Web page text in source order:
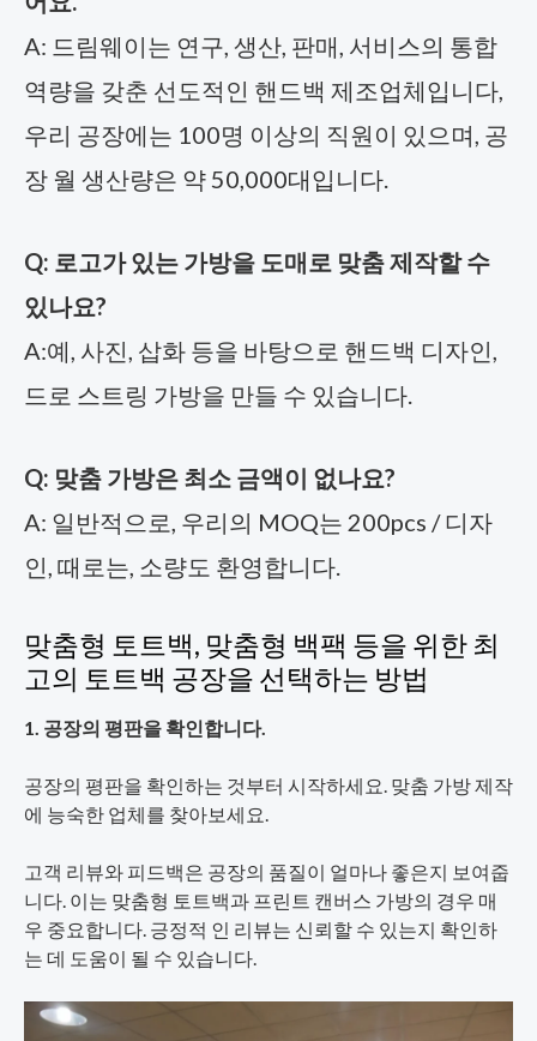
A: 드림웨이는 연구, 생산, 판매, 서비스의 통합
역량을 갖춘 선도적인 핸드백 제조업체입니다,
우리 공장에는 100명 이상의 직원이 있으며, 공
장 월 생산량은 약 50,000대입니다.
Q: 로고가 있는 가방을 도매로 맞춤 제작할 수
있나요?
A:예, 사진, 삽화 등을 바탕으로 핸드백 디자인,
드로 스트링 가방을 만들 수 있습니다.
Q: 맞춤 가방은 최소 금액이 없나요?
A: 일반적으로, 우리의 MOQ는 200pcs / 디자
인, 때로는, 소량도 환영합니다.
맞춤형 토트백, 맞춤형 백팩 등을 위한 최
고의 토트백 공장을 선택하는 방법
1. 공장의 평판을 확인합니다.
공장의 평판을 확인하는 것부터 시작하세요. 맞춤 가방 제작
에 능숙한 업체를 찾아보세요.
고객 리뷰와 피드백은 공장의 품질이 얼마나 좋은지 보여줍
니다. 이는 맞춤형 토트백과 프린트 캔버스 가방의 경우 매
우 중요합니다. 긍정적 인 리뷰는 신뢰할 수 있는지 확인하
는 데 도움이 될 수 있습니다.